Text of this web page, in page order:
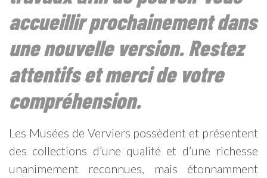
accueillir prochainement dans
une nouvelle version. Restez
attentifs et merci de votre
compréhension.
Les Musées de Verviers possèdent et présentent
des collections d’une qualité et d’une richesse
unanimement reconnues, mais étonnamment